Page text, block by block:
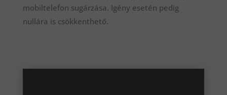
mobiltelefon sugárzása. Igény esetén pedig
nullára is csökkenthető.